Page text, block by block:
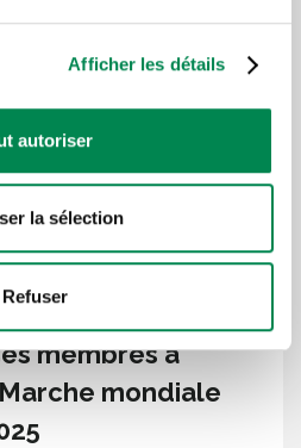
Afficher les détails
autoriser
la sélection
Refuser
membres à
mondiale